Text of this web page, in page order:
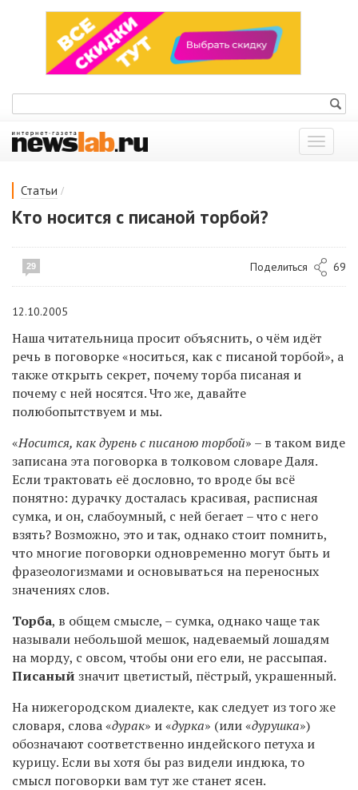
Показать
меню
Статьи /
Кто носится с писаной торбой?
29 Поделиться 69
12.10.2005
Наша читательница просит объяснить, о чём идёт
речь в поговорке «носиться, как с писаной торбой», а
также открыть секрет, почему торба писаная и
почему с ней носятся. Что же, давайте
полюбопытствуем и мы.
«Носится, как дурень с писаною торбой» – в таком виде
записана эта поговорка в толковом словаре Даля.
Если трактовать её дословно, то вроде бы всё
понятно: дурачку досталась красивая, расписная
сумка, и он, слабоумный, с ней бегает – что с него
взять? Возможно, это и так, однако стоит помнить,
что многие поговорки одновременно могут быть и
фразеологизмами и основываться на переносных
значениях слов.
Торба, в общем смысле, – сумка, однако чаще так
называли небольшой мешок, надеваемый лошадям
на морду, с овсом, чтобы они его ели, не рассыпая.
Писаный значит цветистый, пёстрый, украшенный.
На нижегородском диалекте, как следует из того же
словаря, слова «дурак» и «дурка» (или «дурушка»)
обозначают соответственно индейского петуха и
курицу. Если вы хотя бы раз видели индюка, то
смысл поговорки вам тут же станет ясен.